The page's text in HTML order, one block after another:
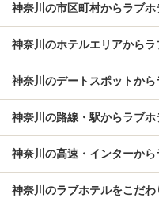
神奈川の市区町村からラブホ
神奈川のホテルエリアから
神奈川のデートスポットか
神奈川の路線・駅からラブホ
神奈川の高速・インターか
神奈川のラブホテルをこだ